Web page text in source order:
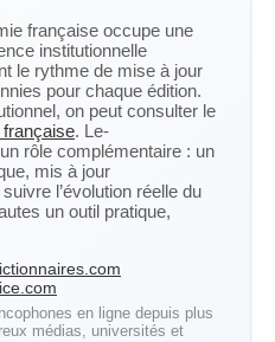
française occupe une
institutionnelle
le rythme de mise à jour
pour chaque édition.
on peut consulter le
française. Le-
rôle complémentaire : un
mis à jour
l’évolution réelle du
un outil pratique,
en ligne depuis plus
médias, universités et